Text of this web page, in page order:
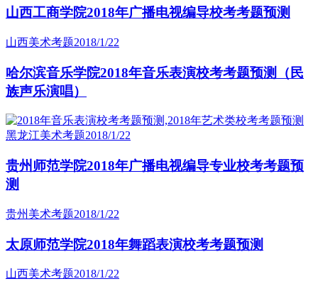
山西工商学院2018年广播电视编导校考考题预测
山西美术考题2018/1/22
哈尔滨音乐学院2018年音乐表演校考考题预测（民
族声乐演唱）
黑龙江美术考题2018/1/22
贵州师范学院2018年广播电视编导专业校考考题预
测
贵州美术考题2018/1/22
太原师范学院2018年舞蹈表演校考考题预测
山西美术考题2018/1/22